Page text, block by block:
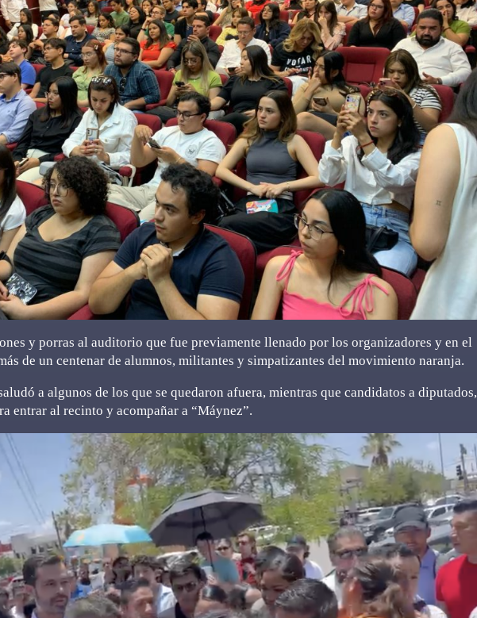
y porras al auditorio que fue previamente llenado por los organizadores y en el
de un centenar de alumnos, militantes y simpatizantes del movimiento naranja.
a algunos de los que se quedaron afuera, mientras que candidatos a diputados,
entrar al recinto y acompañar a “Máynez”.